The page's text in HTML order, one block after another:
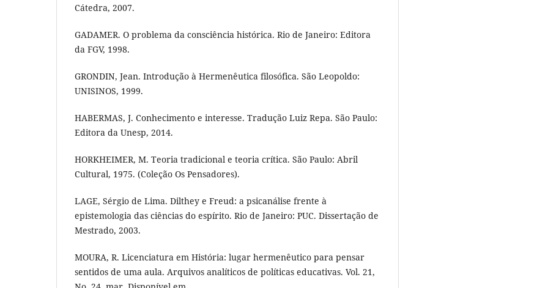
Cátedra, 2007.
GADAMER. O problema da consciência histórica. Rio de Janeiro: Editora
da FGV, 1998.
GRONDIN, Jean. Introdução à Hermenêutica filosófica. São Leopoldo:
UNISINOS, 1999.
HABERMAS, J. Conhecimento e interesse. Tradução Luiz Repa. São Paulo:
Editora da Unesp, 2014.
HORKHEIMER, M. Teoria tradicional e teoria crítica. São Paulo: Abril
Cultural, 1975. (Coleção Os Pensadores).
LAGE, Sérgio de Lima. Dilthey e Freud: a psicanálise frente à
epistemologia das ciências do espírito. Rio de Janeiro: PUC. Dissertação de
Mestrado, 2003.
MOURA, R. Licenciatura em História: lugar hermenêutico para pensar
sentidos de uma aula. Arquivos analíticos de políticas educativas. Vol. 21,